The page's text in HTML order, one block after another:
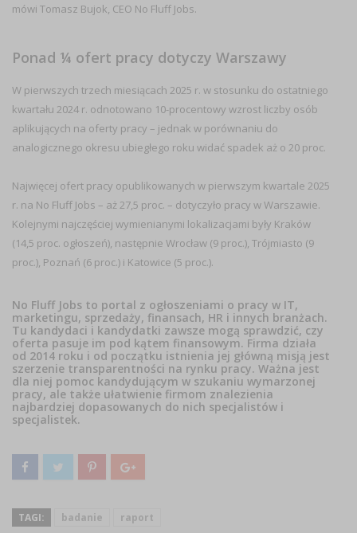
mówi Tomasz Bujok, CEO No Fluff Jobs.
Ponad ¼ ofert pracy dotyczy Warszawy
W pierwszych trzech miesiącach 2025 r. w stosunku do ostatniego
kwartału 2024 r. odnotowano 10-procentowy wzrost liczby osób
aplikujących na oferty pracy – jednak w porównaniu do
analogicznego okresu ubiegłego roku widać spadek aż o 20 proc.
Najwięcej ofert pracy opublikowanych w pierwszym kwartale 2025
r. na No Fluff Jobs – aż 27,5 proc. – dotyczyło pracy w Warszawie.
Kolejnymi najczęściej wymienianymi lokalizacjami były Kraków
(14,5 proc. ogłoszeń), następnie Wrocław (9 proc.), Trójmiasto (9
proc.), Poznań (6 proc.) i Katowice (5 proc.).
No Fluff Jobs to portal z ogłoszeniami o pracy w IT,
marketingu, sprzedaży, finansach, HR i innych branżach.
Tu kandydaci i kandydatki zawsze mogą sprawdzić, czy
oferta pasuje im pod kątem finansowym. Firma działa
od 2014 roku i od początku istnienia jej główną misją jest
szerzenie transparentności na rynku pracy. Ważna jest
dla niej pomoc kandydującym w szukaniu wymarzonej
pracy, ale także ułatwienie firmom znalezienia
najbardziej dopasowanych do nich specjalistów i
specjalistek.
TAGI: badanie raport